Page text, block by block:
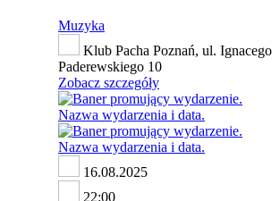
Muzyka
Klub Pacha Poznań, ul. Ignacego
Paderewskiego 10
Zobacz szczegóły
16.08.2025
22:00